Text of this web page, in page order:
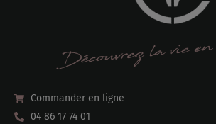
Commander en ligne
04 86 17 74 01